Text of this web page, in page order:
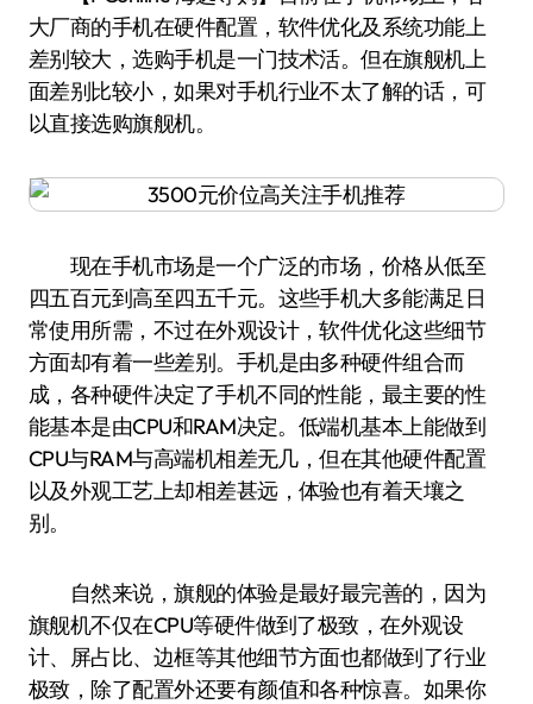
大厂商的手机在硬件配置，软件优化及系统功能上
差别较大，选购手机是一门技术活。但在旗舰机上
面差别比较小，如果对手机行业不太了解的话，可
以直接选购旗舰机。
现在手机市场是一个广泛的市场，价格从低至
四五百元到高至四五千元。这些手机大多能满足日
常使用所需，不过在外观设计，软件优化这些细节
方面却有着一些差别。手机是由多种硬件组合而
成，各种硬件决定了手机不同的性能，最主要的性
能基本是由CPU和RAM决定。低端机基本上能做到
CPU与RAM与高端机相差无几，但在其他硬件配置
以及外观工艺上却相差甚远，体验也有着天壤之
别。
自然来说，旗舰的体验是最好最完善的，因为
旗舰机不仅在CPU等硬件做到了极致，在外观设
计、屏占比、边框等其他细节方面也都做到了行业
极致，除了配置外还要有颜值和各种惊喜。如果你